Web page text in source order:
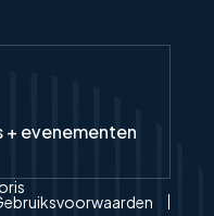
+ evenementen